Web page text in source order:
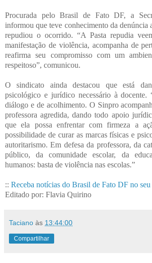
Procurada pelo Brasil de Fato DF, a
informou que teve conhecimento da denúncia
repudiou o ocorrido. “A Pasta repudia
manifestação de violência, acompanha de
reafirma seu compromisso com um
respeitoso”, comunicou.
O sindicato ainda destacou que está
psicológico e jurídico necessário à docente.
diálogo e de acolhimento. O Sinpro
professora agredida, dando todo apoio
que ela possa enfrentar com firmeza a
possibilidade de curar as marcas físicas e
autoritarismo. Em defesa da professora, da
público, da comunidade escolar, da
humanos: basta de violência nas escolas.”
:: Receba notícias do Brasil de Fato DF no
Editado por: Flavia Quirino
Taciano às 13:44:00
Compartilhar